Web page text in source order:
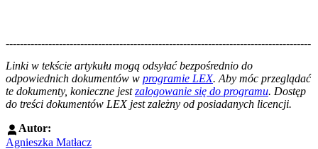
--------------------------------------------------------------------------------------
Linki w tekście artykułu mogą odsyłać bezpośrednio do
odpowiednich dokumentów w programie LEX. Aby móc przeglądać
te dokumenty, konieczne jestzalogowanie się do programu. Dostęp
do treści dokumentów LEX jest zależny od posiadanych licencji.
Autor:
Agnieszka Matłacz